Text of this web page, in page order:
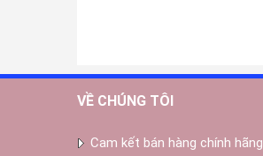
VỀ CHÚNG TÔI
Cam kết bán hàng chính hãng